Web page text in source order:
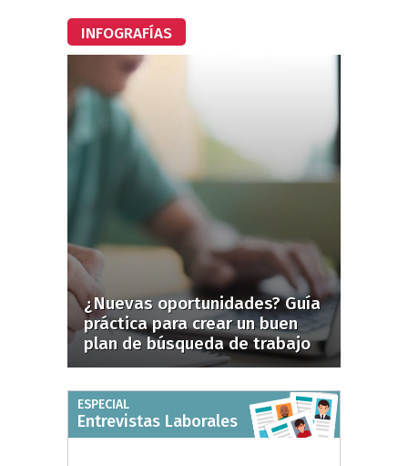
INFOGRAFÍAS
¿Nuevas oportunidades? Guía
práctica para crear un buen
plan de búsqueda de trabajo
ESPECIAL
Entrevistas Laborales